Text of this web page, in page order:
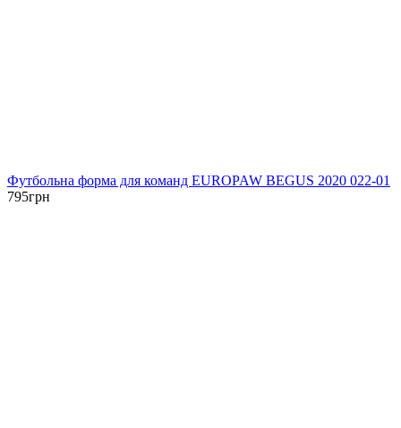
Футбольна форма для команд EUROPAW BEGUS 2020 022-01
795грн